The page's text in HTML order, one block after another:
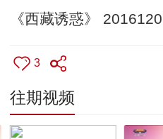
《西藏诱惑》
3
往期视频